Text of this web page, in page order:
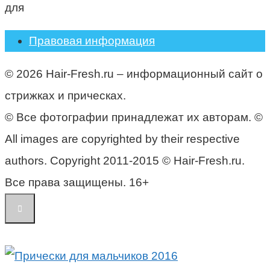
для
Правовая информация
© 2026 Hair-Fresh.ru – информационный сайт о
стрижках и прическах.
© Все фотографии принадлежат их авторам. ©
All images are copyrighted by their respective
authors. Copyright 2011-2015 © Hair-Fresh.ru.
Все права защищены. 16+